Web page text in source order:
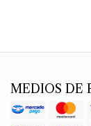
MEDIOS DE